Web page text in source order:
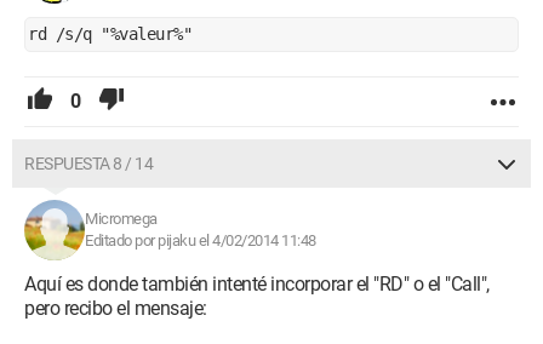
rd /s/q "%valeur%"
0
RESPUESTA 8 / 14
Micromega
Editado por pijaku el 4/02/2014 11:48
Aquí es donde también intenté incorporar el "RD" o el "Call",
pero recibo el mensaje: